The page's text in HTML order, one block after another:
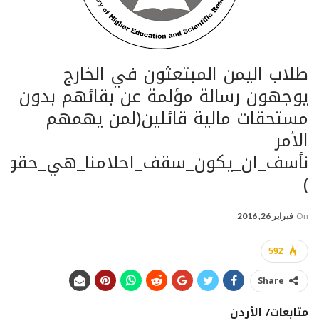
طلاب اليمن المبتعثون في الخارج
يوجهون رسالة مؤلمة عن بقائهم بدون
مستحقات مالية قائلين(لمن يهمهم
الأمر
)
On فبراير 26, 2016
592
Share
متابعات/ الأردن